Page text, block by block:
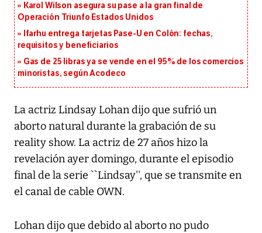
Karol Wilson asegura su pase a la gran final de
Operación Triunfo Estados Unidos
Ifarhu entrega tarjetas Pase-U en Colón: fechas,
requisitos y beneficiarios
Gas de 25 libras ya se vende en el 95% de los comercios
minoristas, según Acodeco
La actriz Lindsay Lohan dijo que sufrió un
aborto natural durante la grabación de su
reality show. La actriz de 27 años hizo la
revelación ayer domingo, durante el episodio
final de la serie ``Lindsay'', que se transmite en
el canal de cable OWN.
Lohan dijo que debido al aborto no pudo